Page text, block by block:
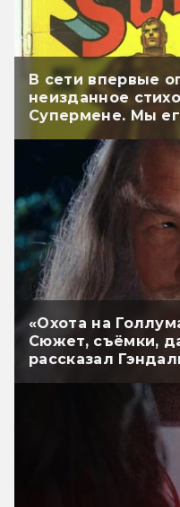
В сети впервые
неизданное
Супермене. Мы
«Охота на
Сюжет, съёмки,
рассказал